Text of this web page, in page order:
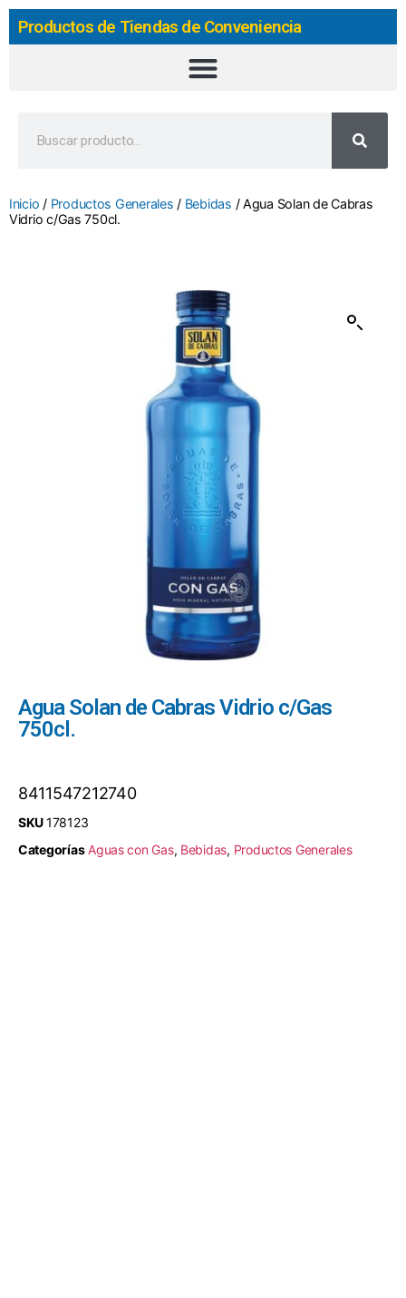
Productos de Tiendas de Conveniencia
Inicio / Productos Generales / Bebidas / Agua Solan de Cabras
Vidrio c/Gas 750cl.
Agua Solan de Cabras Vidrio c/Gas
750cl.
8411547212740
SKU178123
Categorías Aguas con Gas, Bebidas, Productos Generales